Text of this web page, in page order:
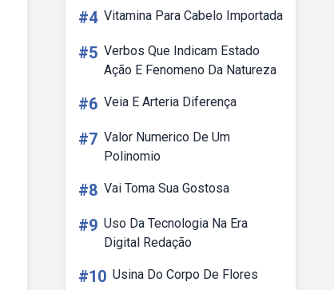
#4 Vitamina Para Cabelo Importada
#5 Verbos Que Indicam Estado
Ação E Fenomeno Da Natureza
#6 Veia E Arteria Diferença
#7 Valor Numerico De Um
Polinomio
#8 Vai Toma Sua Gostosa
#9 Uso Da Tecnologia Na Era
Digital Redação
#10 Usina Do Corpo De Flores